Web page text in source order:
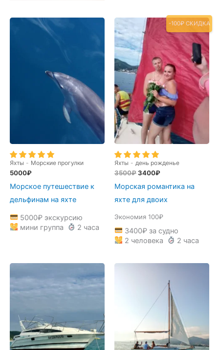
Яхты - Морские прогулки
5000₽
Морское путешествие к
дельфинам на яхте
5000₽экскурсию
мини группа
2 часа
-100₽ СКИДКА
Яхты - день рожденье
3500₽Первоначальная
составляла
3500₽.
3400₽Текущая
3400₽.
Морская романтика на
яхте для двоих
Экономия 100₽
3400₽за судно
2 человека
2 часа